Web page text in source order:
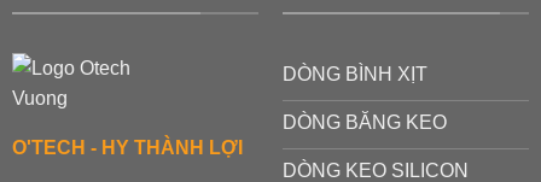
O'TECH - HY THÀNH LỢI
DÒNG BÌNH XỊT
DÒNG BĂNG KEO
DÒNG KEO SILICON